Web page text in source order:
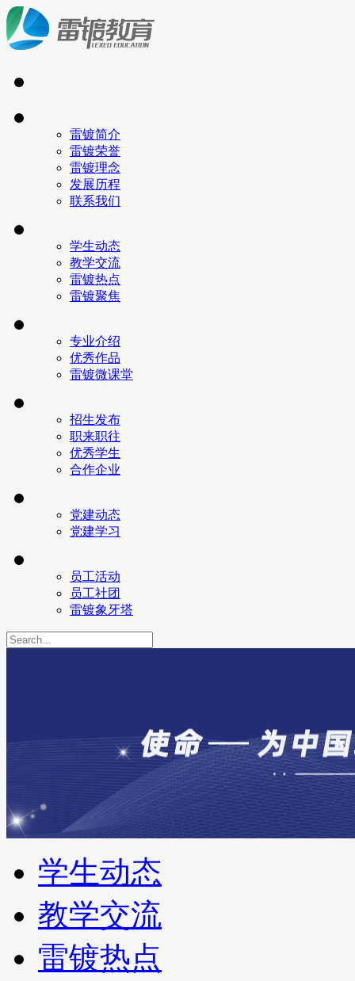
雷镀简介
雷镀荣誉
雷镀理念
发展历程
联系我们
学生动态
教学交流
雷镀热点
雷镀聚焦
专业介绍
优秀作品
雷镀微课堂
招生发布
职来职往
优秀学生
合作企业
党建动态
党建学习
员工活动
员工社团
雷镀象牙塔
学生动态
教学交流
雷镀热点